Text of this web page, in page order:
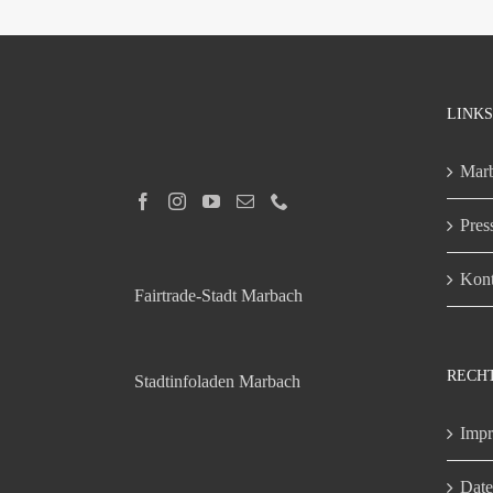
Fairtrade-Stadt Marbach
Stadtinfoladen Marbach
LINKS